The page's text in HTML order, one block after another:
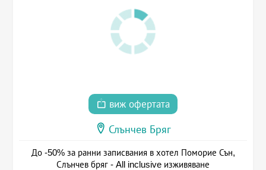
виж офертата
Слънчев Бряг
До -50% за ранни записвания в хотел Поморие Сън,
Слънчев бряг - All inclusive изживяване